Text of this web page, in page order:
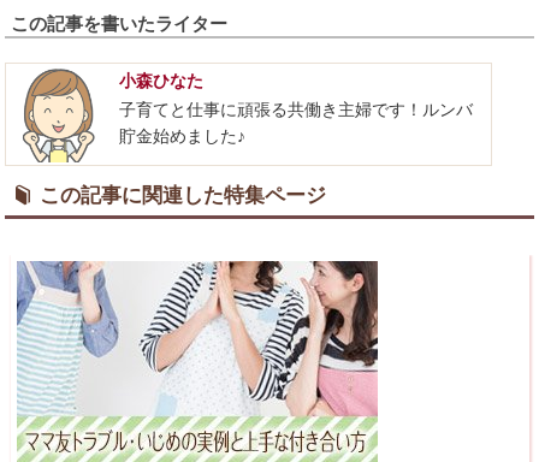
この記事を書いたライター
小森ひなた
子育てと仕事に頑張る共働き主婦です！ルンバ
貯金始めました♪
この記事に関連した特集ページ